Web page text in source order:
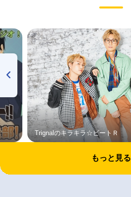
Trignalのキラキラ☆ビートＲ
もっと見る